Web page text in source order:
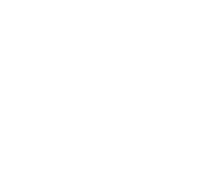
los campos de batalla y La chica del sur. Su
su estreno en el BAFICI 2024, que la eligió para